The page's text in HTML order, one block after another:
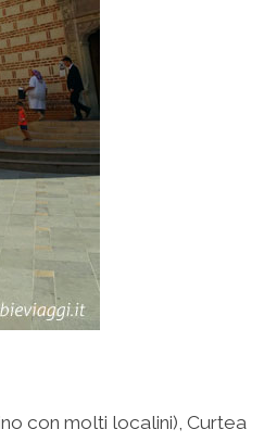
con molti localini), Curtea